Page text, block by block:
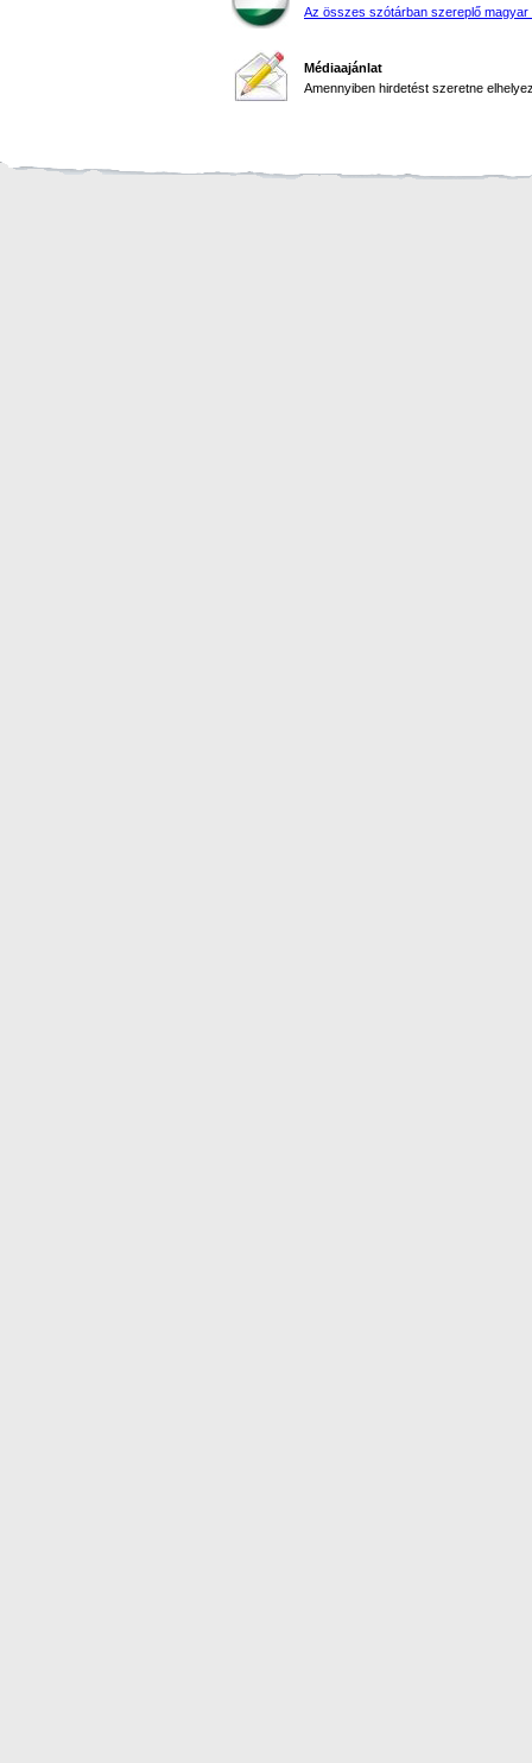
Az összes szótárban szereplő magyar
Médiaajánlat
Amennyiben hirdetést szeretne